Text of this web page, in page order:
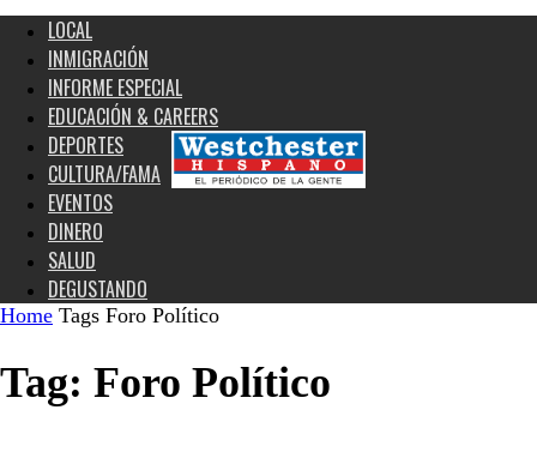
LOCAL
INMIGRACIÓN
INFORME ESPECIAL
EDUCACIÓN & CAREERS
DEPORTES
CULTURA/FAMA
EVENTOS
DINERO
SALUD
DEGUSTANDO
Home Tags Foro Político
Tag: Foro Político